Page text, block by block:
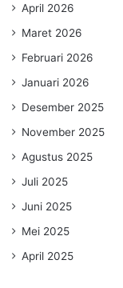
April 2026
Maret 2026
Februari 2026
Januari 2026
Desember 2025
November 2025
Agustus 2025
Juli 2025
Juni 2025
Mei 2025
April 2025